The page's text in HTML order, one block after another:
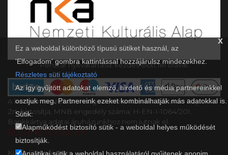
x
Ez a weboldal különböző típusú sütiket használ, az
'Elfogadom' gombra kattintással hozzájárulsz mindezekhez.
Részletes süti tájékoztató
Az így gyűjtött adatokat elemző, hirdető és média partnereinkkel
osztjuk meg. Partnereink ezeket kombinálhatják más adatokkal is.
Sütik:
Alapműködést biztosító sütik - a weboldal helyes működését
biztosítják.
Pénztár nyitvatartása: kezdés előtt fél órával.
A kényelmes és biztonságos online fizetést a Barion Payment
Zrt. biztosítja, MNB engedély száma: H-EN-I-1064/201.
Bankkártya adatai áruházunkhoz nem jutnak el.
ELÉRHETŐSÉGEK
Kultik Dunaújváros